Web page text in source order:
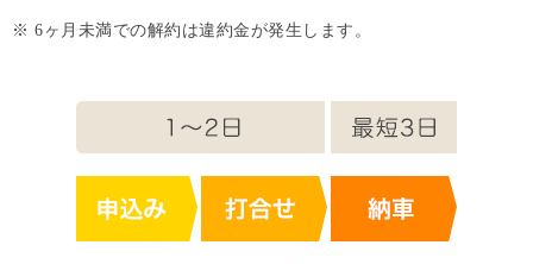
※ 6ヶ月未満での解約は違約金が発生します。